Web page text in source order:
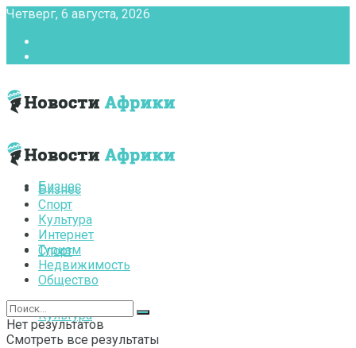
Четверг, 6 августа, 2026
Бизнес
Спорт
Культура
Бизнес
Спорт
Культура
Интернет
Туризм
Недвижимость
Общество
Нет результатов
Смотреть все результаты